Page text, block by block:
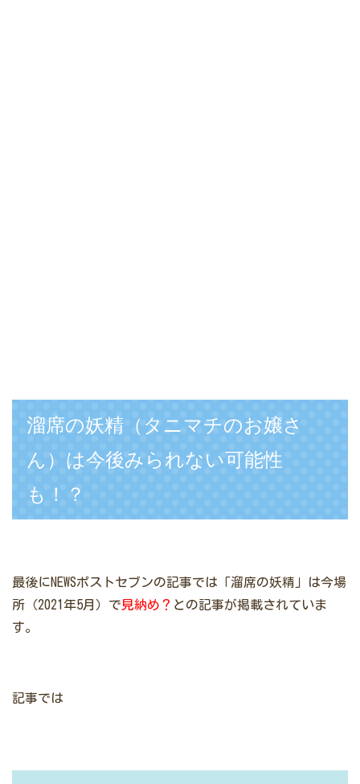
溜席の妖精（タニマチのお嬢さ
ん）は今後みられない可能性
も！？
最後にNEWSポストセブンの記事では「溜席の妖精」は今場
所（2021年5月）で見納め？ との記事が掲載されていま
す。
記事では